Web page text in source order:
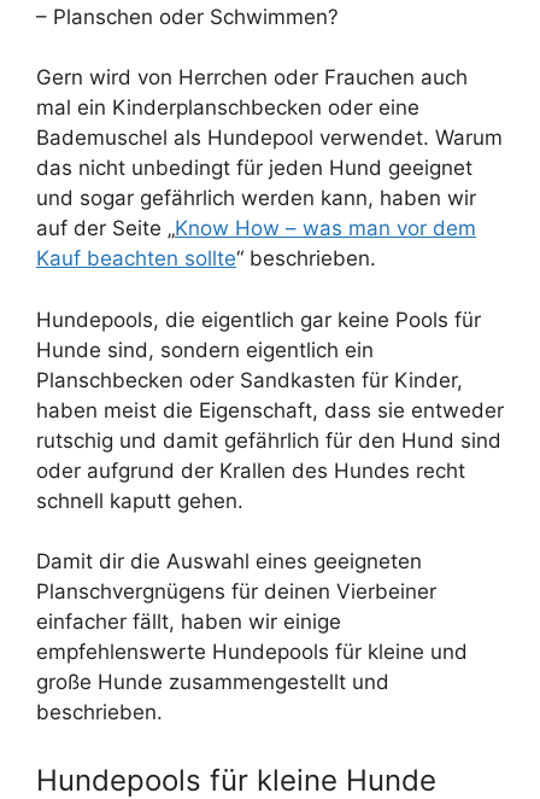
– Planschen oder Schwimmen?
Gern wird von Herrchen oder Frauchen auch
mal ein Kinderplanschbecken oder eine
Bademuschel als Hundepool verwendet. Warum
das nicht unbedingt für jeden Hund geeignet
und sogar gefährlich werden kann, haben wir
auf der Seite „Know How – was man vor dem
Kauf beachten sollte“ beschrieben.
Hundepools, die eigentlich gar keine Pools für
Hunde sind, sondern eigentlich ein
Planschbecken oder Sandkasten für Kinder,
haben meist die Eigenschaft, dass sie entweder
rutschig und damit gefährlich für den Hund sind
oder aufgrund der Krallen des Hundes recht
schnell kaputt gehen.
Damit dir die Auswahl eines geeigneten
Planschvergnügens für deinen Vierbeiner
einfacher fällt, haben wir einige
empfehlenswerte Hundepools für kleine und
große Hunde zusammengestellt und
beschrieben.
Hundepools für kleine Hunde